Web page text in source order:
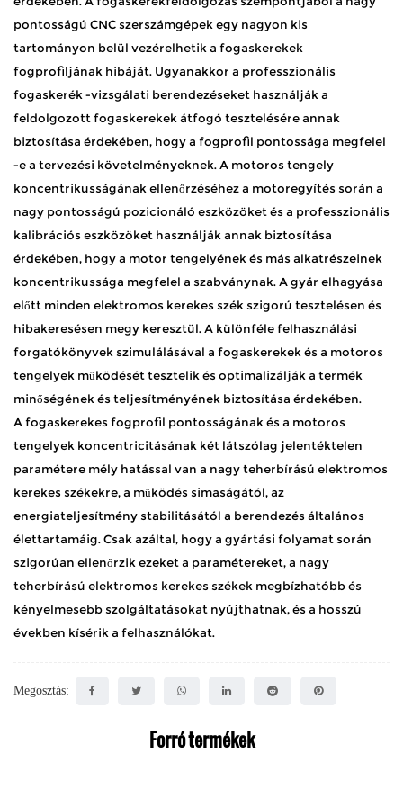
pontosságú CNC szerszámgépek egy nagyon kis
tartományon belül vezérelhetik a fogaskerekek
fogprofiljának hibáját. Ugyanakkor a professzionális
fogaskerék -vizsgálati berendezéseket használják a
feldolgozott fogaskerekek átfogó tesztelésére annak
biztosítása érdekében, hogy a fogprofil pontossága megfelel
-e a tervezési követelményeknek. A motoros tengely
koncentrikusságának ellenőrzéséhez a motoregyítés során a
nagy pontosságú pozicionáló eszközöket és a professzionális
kalibrációs eszközöket használják annak biztosítása
érdekében, hogy a motor tengelyének és más alkatrészeinek
koncentrikussága megfelel a szabványnak. A gyár elhagyása
előtt minden elektromos kerekes szék szigorú tesztelésen és
hibakeresésen megy keresztül. A különféle felhasználási
forgatókönyvek szimulálásával a fogaskerekek és a motoros
tengelyek működését tesztelik és optimalizálják a termék
minőségének és teljesítményének biztosítása érdekében. ​
A fogaskerekes fogprofil pontosságának és a motoros
tengelyek koncentricitásának két látszólag jelentéktelen
paramétere mély hatással van a nagy teherbírású elektromos
kerekes székekre, a működés simaságától, az
energiateljesítmény stabilitásától a berendezés általános
élettartamáig. Csak azáltal, hogy a gyártási folyamat során
szigorúan ellenőrzik ezeket a paramétereket, a nagy
teherbírású elektromos kerekes székek megbízhatóbb és
kényelmesebb szolgáltatásokat nyújthatnak, és a hosszú
években kísérik a felhasználókat.
Megosztás:
Forró termékek